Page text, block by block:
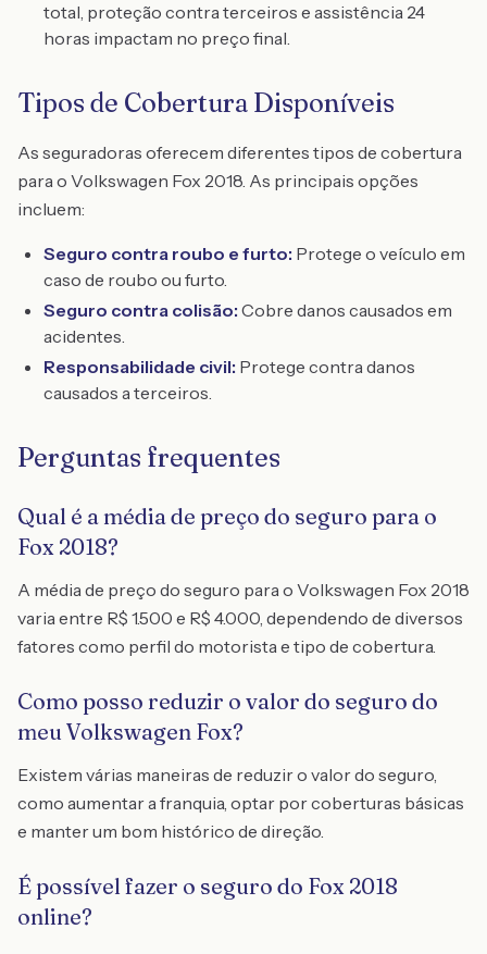
total, proteção contra terceiros e assistência 24
horas impactam no preço final.
Tipos de Cobertura Disponíveis
As seguradoras oferecem diferentes tipos de cobertura
para o Volkswagen Fox 2018. As principais opções
incluem:
Seguro contra roubo e furto: Protege o veículo em
caso de roubo ou furto.
Seguro contra colisão: Cobre danos causados em
acidentes.
Responsabilidade civil: Protege contra danos
causados a terceiros.
Perguntas frequentes
Qual é a média de preço do seguro para o
Fox 2018?
A média de preço do seguro para o Volkswagen Fox 2018
varia entre R$ 1.500 e R$ 4.000, dependendo de diversos
fatores como perfil do motorista e tipo de cobertura.
Como posso reduzir o valor do seguro do
meu Volkswagen Fox?
Existem várias maneiras de reduzir o valor do seguro,
como aumentar a franquia, optar por coberturas básicas
e manter um bom histórico de direção.
É possível fazer o seguro do Fox 2018
online?